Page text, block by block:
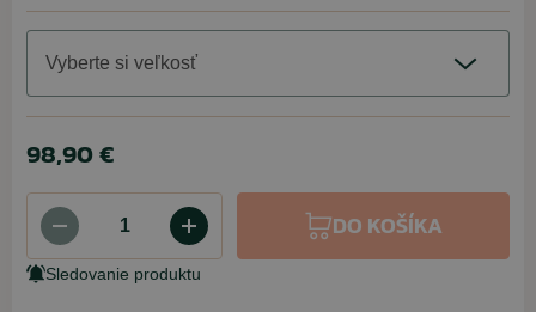
Vyberte si veľkosť
98,90 €
DO KOŠÍKA
Sledovanie produktu